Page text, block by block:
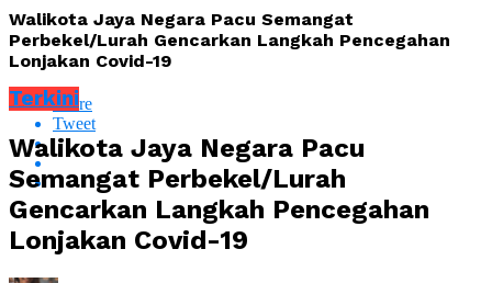
Walikota Jaya Negara Pacu Semangat
Perbekel/Lurah Gencarkan Langkah Pencegahan
Lonjakan Covid-19
Share
Tweet
Terkini
Walikota Jaya Negara Pacu
Semangat Perbekel/Lurah
Gencarkan Langkah Pencegahan
Lonjakan Covid-19